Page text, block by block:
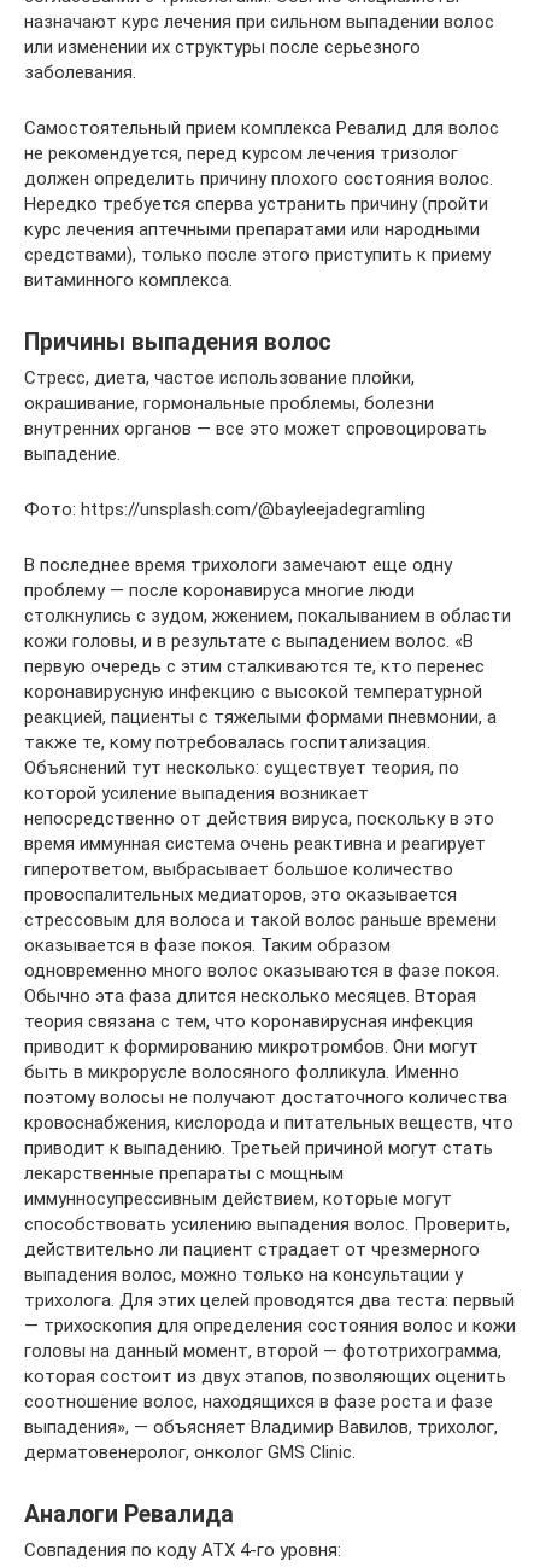
назначают курс лечения при сильном выпадении волос
или изменении их структуры после серьезного
заболевания.
Самостоятельный прием комплекса Ревалид для волос
не рекомендуется, перед курсом лечения тризолог
должен определить причину плохого состояния волос.
Нередко требуется сперва устранить причину (пройти
курс лечения аптечными препаратами или народными
средствами), только после этого приступить к приему
витаминного комплекса.
Причины выпадения волос
Стресс, диета, частое использование плойки,
окрашивание, гормональные проблемы, болезни
внутренних органов — все это может спровоцировать
выпадение.
Фото: https://unsplash.com/@bayleejadegramling
В последнее время трихологи замечают еще одну
проблему — после коронавируса многие люди
столкнулись с зудом, жжением, покалыванием в области
кожи головы, и в результате с выпадением волос. «В
первую очередь с этим сталкиваются те, кто перенес
коронавирусную инфекцию с высокой температурной
реакцией, пациенты с тяжелыми формами пневмонии, а
также те, кому потребовалась госпитализация.
Объяснений тут несколько: существует теория, по
которой усиление выпадения возникает
непосредственно от действия вируса, поскольку в это
время иммунная система очень реактивна и реагирует
гиперответом, выбрасывает большое количество
провоспалительных медиаторов, это оказывается
стрессовым для волоса и такой волос раньше времени
оказывается в фазе покоя. Таким образом
одновременно много волос оказываются в фазе покоя.
Обычно эта фаза длится несколько месяцев. Вторая
теория связана с тем, что коронавирусная инфекция
приводит к формированию микротромбов. Они могут
быть в микрорусле волосяного фолликула. Именно
поэтому волосы не получают достаточного количества
кровоснабжения, кислорода и питательных веществ, что
приводит к выпадению. Третьей причиной могут стать
лекарственные препараты с мощным
иммунносупрессивным действием, которые могут
способствовать усилению выпадения волос. Проверить,
действительно ли пациент страдает от чрезмерного
выпадения волос, можно только на консультации у
трихолога. Для этих целей проводятся два теста: первый
— трихоскопия для определения состояния волос и кожи
головы на данный момент, второй — фототрихограмма,
которая состоит из двух этапов, позволяющих оценить
соотношение волос, находящихся в фазе роста и фазе
выпадения», — объясняет Владимир Вавилов, трихолог,
дерматовенеролог, онколог GMS Clinic.
Аналоги Ревалида
Совпадения по коду АТХ 4-го уровня: